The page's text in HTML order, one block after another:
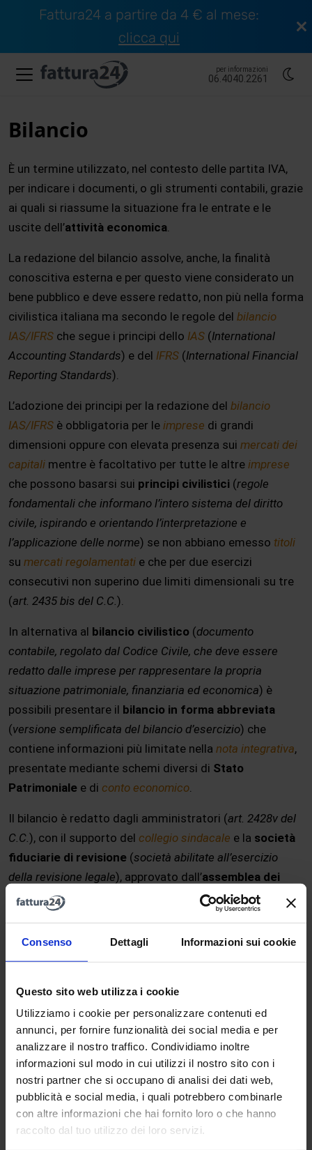
Consenso Dettagli Informazioni sui cookie
Questo sito web utilizza i cookie
Utilizziamo i cookie per personalizzare contenuti ed
annunci, per fornire funzionalità dei social media e per
analizzare il nostro traffico. Condividiamo inoltre
informazioni sul modo in cui utilizzi il nostro sito con i
nostri partner che si occupano di analisi dei dati web,
pubblicità e social media, i quali potrebbero combinarle
con altre informazioni che hai fornito loro o che hanno
raccolto dal tuo utilizzo dei loro servizi.
Fattura24 a partire da 4 € al mese:
clicca qui
per informazioni
06.4040.2261
Bilancio
È un termine utilizzato, nel contesto delle partita IVA,
per indicare i documenti, o gli strumenti contabili, grazie
ai quali si riassume la situazione fra le entrate e le
uscite dell’attività economica.
La redazione del bilancio assolve, anche, la finalità
conoscitiva esterna e per questo viene considerato un
bene pubblico e deve essere redatto, non più nella forma
civilistica italiana ma secondo le regole del bilancio
IAS/IFRS che segue i principi dello IAS (International
Accounting Standards) e del IFRS (International Financial
Reporting Standards).
L’adozione dei principi per la redazione del bilancio
IAS/IFRS è obbligatoria per le imprese di grandi
dimensioni oppure con elevata presenza sui mercati dei
capitali mentre è facoltativo per tutte le altre imprese
che possono basarsi sui principi civilistici (regole
fondamentali che informano l’intero sistema del diritto
civile, ispirando e orientando l’interpretazione e
l’applicazione delle norme) se non abbiano emesso titoli
su mercati regolamentati e che per due esercizi
consecutivi non superino due limiti dimensionali su tre
(art. 2435 bis del C.C.).
In alternativa al bilancio civilistico (documento
contabile, regolato dal Codice Civile, che deve essere
redatto dalle imprese per rappresentare la propria
situazione patrimoniale, finanziaria ed economica) è
possibili presentare il bilancio in forma abbreviata
(versione semplificata del bilancio d’esercizio) che
contiene informazioni più limitate nella nota integrativa,
presentate mediante schemi diversi di Stato
Patrimoniale e di conto economico.
Il bilancio è redatto dagli amministratori (art. 2428v del
C.C.), con il supporto del collegio sindacale e la società
fiduciarie di revisione (società abilitate all’esercizio
della revisione legale), approvato dall’assemblea dei
socie depositato (
entro 30 giorni dalla sua
registro delle imprese
Esistono le seguenti forme:
Bilancio pubblico(Bilancio dello Stato
Bilancio d’esercizio (Bilancio d’impresa);
Bilancio in forma abbreviata.
Ilbilancio civilisticosi compone, di base, dei seguenti
documenti:
Stato Patrimoniale(art. 2424 del C.C.);
Conto economico (art. 2425 del C.C.